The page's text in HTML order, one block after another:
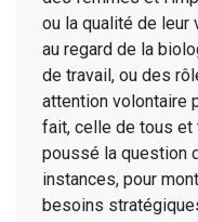
ou la qualité de leur
au regard de la
de travail, ou des
attention volontaire
fait, celle de tous et
poussé la question
instances, pour
besoins